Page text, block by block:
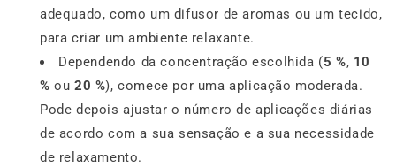
adequado, como um difusor de aromas ou um tecido,
para criar um ambiente relaxante.
Dependendo da concentração escolhida (5 %, 10
% ou20 %), comece por uma aplicação moderada.
Pode depois ajustar o número de aplicações diárias
de acordo com a sua sensação e a sua necessidade
de relaxamento.